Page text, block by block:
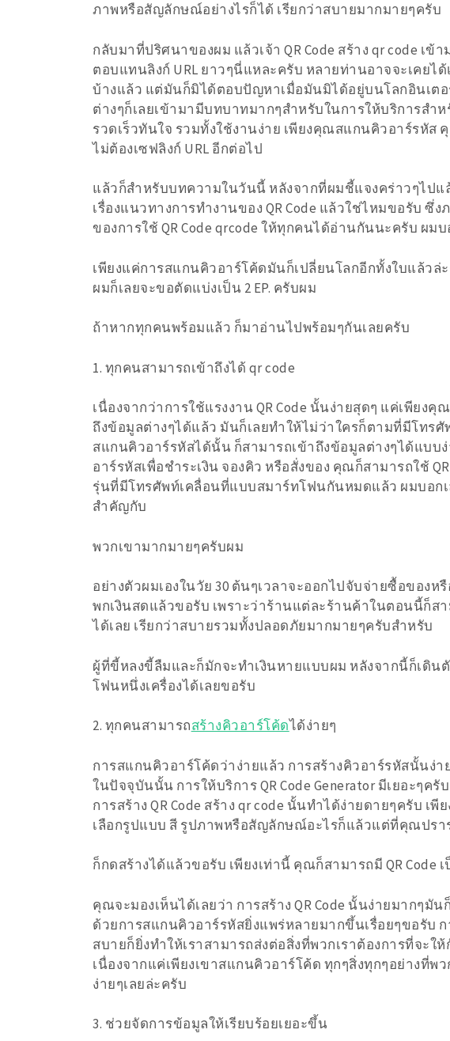
ภาพหรือสัญลักษณ์อย่างไรก็ได้ เรียกว่าสบายมากมายๆครับ
กลับมาที่ปริศนาของผม แล้วเจ้า QR Code สร้าง qr code เ
ตอบแทนลิงก์ URL ยาวๆนี่แหละครับ หลายท่านอาจจะเคยไ
บ้างแล้ว แต่มันก็มิได้ตอบปัญหาเมื่อมันมิได้อยู่บนโลกอินเตอร์
ต่างๆก็เลยเข้ามามีบทบาทมากๆสำหรับในการให้บริการสำห
รวดเร็วทันใจ รวมทั้งใช้งานง่าย เพียงคุณสแกนคิวอาร์รหัส
ไม่ต้องเซฟลิงก์ URL อีกต่อไป
แล้วก็สำหรับบทความในวันนี้ หลังจากที่ผมชี้แจงคร่าวๆไป
เรื่องแนวทางการทำงานของ QR Code แล้วใช่ไหมขอรับ ซึ่
ของการใช้ QR Code qrcode ให้ทุกคนได้อ่านกันนะครับ ผมบ
เพียงแค่การสแกนคิวอาร์โค้ดมันก็เปลี่ยนโลกอีกทั้งใบแล้วล่
ผมก็เลยจะขอตัดแบ่งเป็น 2 EP. ครับผม
ถ้าหากทุกคนพร้อมแล้ว ก็มาอ่านไปพร้อมๆกันเลยครับ
1. ทุกคนสามารถเข้าถึงได้ qr code
เนื่องจากว่าการใช้แรงงาน QR Code นั้นง่ายสุดๆ แค่เพีย
ถึงข้อมูลต่างๆได้แล้ว มันก็เลยทำให้ไม่ว่าใครก็ตามที่มีโทร
สแกนคิวอาร์รหัสได้นั้น ก็สามารถเข้าถึงข้อมูลต่างๆได้แบบ
อาร์รหัสเพื่อชำระเงิน จองคิว หรือสั่งของ คุณก็สามารถใช้
รุ่นที่มีโทรศัพท์เคลื่อนที่แบบสมาร์ทโฟนกันหมดแล้ว ผมบอกเ
สำคัญกับ
พวกเขามากมายๆครับผม
อย่างตัวผมเองในวัย 30 ต้นๆเวลาจะออกไปจับจ่ายซื้อของ
พกเงินสดแล้วขอรับ เพราะว่าร้านแต่ละร้านค้าในตอนนี้ก็ส
ได้เลย เรียกว่าสบายรวมทั้งปลอดภัยมากมายๆครับสำหรับ
ผู้ที่ขี้หลงขี้ลืมและก็มักจะทำเงินหายแบบผม หลังจากนี้ก็เดิน
โฟนหนึ่งเครื่องได้เลยขอรับ
2. ทุกคนสามารถสร้างคิวอาร์โค้ดได้ง่ายๆ
การสแกนคิวอาร์โค้ดว่าง่ายแล้ว การสร้างคิวอาร์รหัสนั้นง่า
ในปัจจุบันนั้น การให้บริการ QR Code Generator มีเยอะๆครั
การสร้าง QR Code สร้าง qr code นั้นทำได้ง่ายดายๆครับ เ
เลือกรูปแบบ สี รูปภาพหรือสัญลักษณ์อะไรก็แล้วแต่ที่คุณปรา
ก็กดสร้างได้แล้วขอรับ เพียงเท่านี้ คุณก็สามารถมี QR Code
คุณจะมองเห็นได้เลยว่า การสร้าง QR Code นั้นง่ายมากๆมัน
ด้วยการสแกนคิวอาร์รหัสยิ่งแพร่หลายมากขึ้นเรื่อยๆขอรับ
สบายก็ยิ่งทำให้เราสามารถส่งต่อสิ่งที่พวกเราต้องการที่จะใ
เนื่องจากแค่เพียงเขาสแกนคิวอาร์โค้ด ทุกๆสิ่งทุกๆอย่างที่พ
ง่ายๆเลยล่ะครับ
3. ช่วยจัดการข้อมูลให้เรียบร้อยเยอะขึ้น